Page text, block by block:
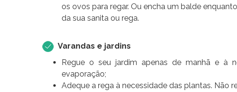
os ovos para regar. Ou encha um balde
da sua sanita ou rega.
Varandas e jardins
Regue o seu jardim apenas de manhã e à
evaporação;
Adeque a rega à necessidade das plantas. Não